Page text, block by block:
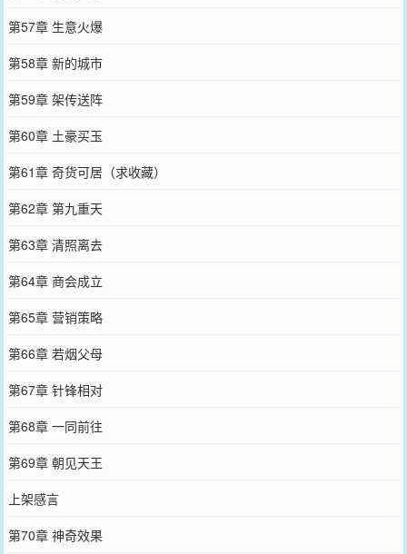
第57章 生意火爆
第58章 新的城市
第59章 架传送阵
第60章 土豪买玉
第61章 奇货可居（求收藏）
第62章 第九重天
第63章 清照离去
第64章 商会成立
第65章 营销策略
第66章 若烟父母
第67章 针锋相对
第68章 一同前往
第69章 朝见天王
上架感言
第70章 神奇效果